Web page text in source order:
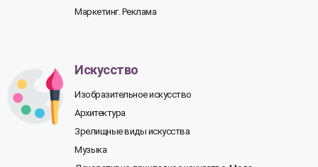
Маркетинг. Реклама
Искусство
Изобразительное искусство
Архитектура
Зрелищные виды искусства
Музыка